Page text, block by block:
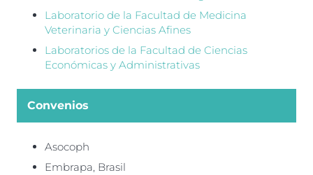
Laboratorio de la Facultad de Medicina
Veterinaria y Ciencias Afines
Laboratorios de la Facultad de Ciencias
Económicas y Administrativas
Convenios
Asocoph
Embrapa, Brasil